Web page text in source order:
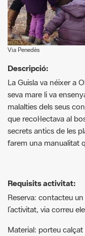
Via Penedès
Descripció:
La Guisla va néixer a
malalties dels seus
que recol·lectava al
secrets antics de les
farem una manualitat
Requisits activitat:
Material: porteu calçat
muntanya, aigua,